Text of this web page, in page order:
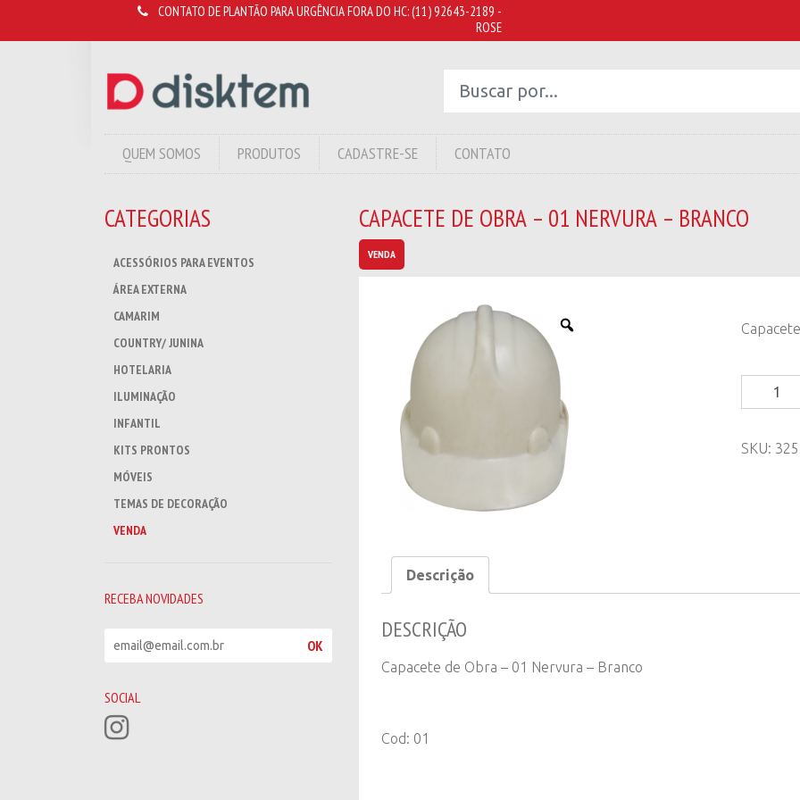
CONTATO DE PLANTÃO PARA URGÊNCIA FORA DO HC:(11) 92643-2189 -
ROSE
QUEM SOMOS PRODUTOS CADASTRE-SE CONTATO
CATEGORIAS
ACESSÓRIOS PARA EVENTOS
ÁREA EXTERNA
CAMARIM
COUNTRY/ JUNINA
HOTELARIA
ILUMINAÇÃO
INFANTIL
KITS PRONTOS
MÓVEIS
TEMAS DE DECORAÇÃO
VENDA
RECEBA NOVIDADES
e
b
a
n
OK
SOCIAL
CAPACETE DE OBRA – 01 NERVURA – BRANCO
VENDA
Capacete
de
-
SKU:
Descrição
DESCRIÇÃO
Capacete de Obra – 01 Nervura – Branco
Cod: 01